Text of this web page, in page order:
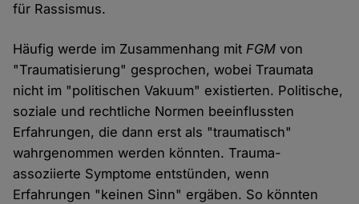
für Rassismus.
Häufig werde im Zusammenhang mitFGM von
"Traumatisierung" gesprochen, wobei Traumata
nicht im "politischen Vakuum" existierten. Politische,
soziale und rechtliche Normen beeinflussten
Erfahrungen, die dann erst als "traumatisch"
wahrgenommen werden könnten. Trauma-
assoziierte Symptome entstünden, wenn
Erfahrungen "keinen Sinn" ergäben. So könnten